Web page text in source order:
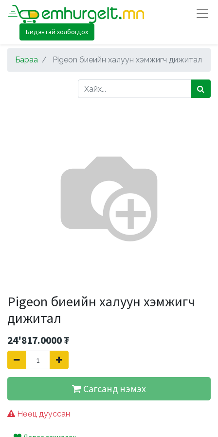
Бидэнтэй холбогдох
Бараа Pigeon биеийн халуун хэмжигч дижитал
Pigeon биеийн халуун хэмжигч
дижитал
24'817.0000₮
Сагсанд нэмэх
Нөөц дууссан